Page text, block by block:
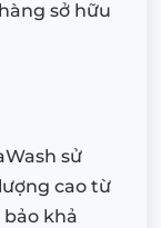
sở hữu
sử
cao từ
khả